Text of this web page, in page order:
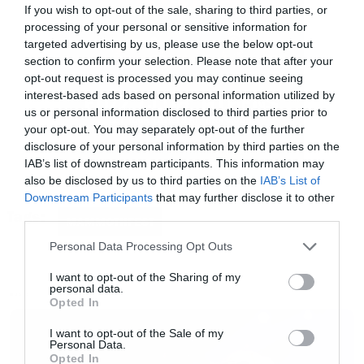
If you wish to opt-out of the sale, sharing to third parties, or
processing of your personal or sensitive information for
targeted advertising by us, please use the below opt-out
section to confirm your selection. Please note that after your
opt-out request is processed you may continue seeing
interest-based ads based on personal information utilized by
us or personal information disclosed to third parties prior to
your opt-out. You may separately opt-out of the further
disclosure of your personal information by third parties on the
IAB’s list of downstream participants. This information may
also be disclosed by us to third parties on the IAB’s List of
Downstream Participants that may further disclose it to other
Please note that this website/app uses one or more Google
not limited to your visit or usage behaviour. You may click to
grant or deny consent to Google and its third-party tags to
use your data for below specified purposes in below Google
consent section.
Personal Data Processing Opt Outs
I want to opt-out of the Sharing of my
personal data.
Opted In
I want to opt-out of the Sale of my
Personal Data.
Opted In
στρόβιλο πώρωσης, δημιουργώντας lifetime
experiences, που όποιος ζήσει αναπολεί για
χρόνια! Με 4 λέξεις: Nazi-Punks F**k Off!
2) Holocaust θα πειHeavy Metal Mania!
Οι Σκωτσέζοι θρύλοι θα παρουσιάσουν στο
MammothFest έναexclusiveshowαφιερωμένο
ντεμπούτο που έχει γράψει την δική του
μεταλλοκέφαλους, αυτό το show αποτελεί το
όνειρο μιας ζωής, καθώς μιλάμε για τραγούδια
που διαμόρφωσαν γενιές metal οπαδών και
συγκροτημάτων.
MAMMOTHFEST